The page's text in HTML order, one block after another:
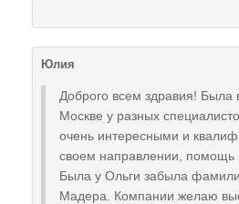
Юлия
Доброго всем здравия!
Москве у разных
очень интересными и
своем направлении, помощь
Была у Ольги забыла
Мадера. Компании желаю